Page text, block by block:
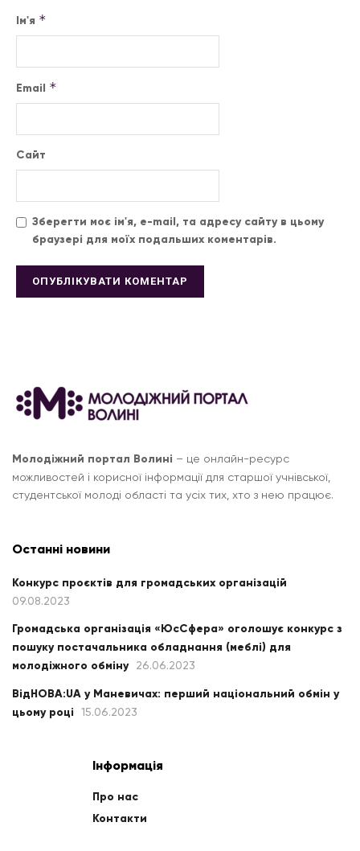
Ім'я *
Email *
Сайт
Зберегти моє ім'я, e-mail, та адресу сайту в цьому
браузері для моїх подальших коментарів.
Молодіжний портал Волині – це онлайн-ресурс
можливостей і корисної інформації для старшої учнівської,
студентської молоді області та усіх тих, хто з нею працює.
Останні новини
Конкурс проєктів для громадських організацій
09.08.2023
Громадська організація «ЮсСфера» оголошує конкурс з
пошуку постачальника обладнання (меблі) для
молодіжного обміну
26.06.2023
ВідНОВА:UA у Маневичах: перший національний обмін у
цьому році
15.06.2023
Інформація
Про нас
Контакти